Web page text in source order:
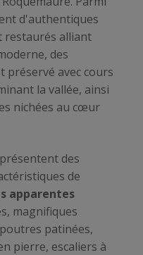
d'authentiques
restaurés alliant
des
préservé avec cours
la vallée, ainsi
nichées au cœur
des
de
apparentes
magnifiques
patinées,
pierre, escaliers à